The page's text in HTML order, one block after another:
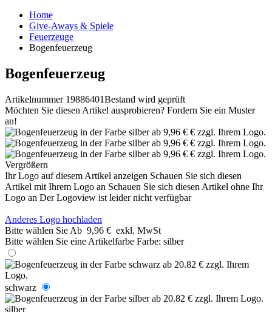
Home
Give-Aways & Spiele
Feuerzeuge
Bogenfeuerzeug
Bogenfeuerzeug
Artikelnummer 19886401Bestand wird geprüft
Möchten Sie diesen Artikel ausprobieren? Fordern Sie ein Muster
an!
Vergrößern
Ihr Logo auf diesem Artikel anzeigen Schauen Sie sich diesen
Artikel mit Ihrem Logo an Schauen Sie sich diesen Artikel ohne Ihr
Logo an Der Logoview ist leider nicht verfügbar
Anderes Logo hochladen
Bitte wählen Sie Ab 9,96 € exkl. MwSt
Bitte wählen Sie eine Artikelfarbe Farbe: silber
schwarz
silber